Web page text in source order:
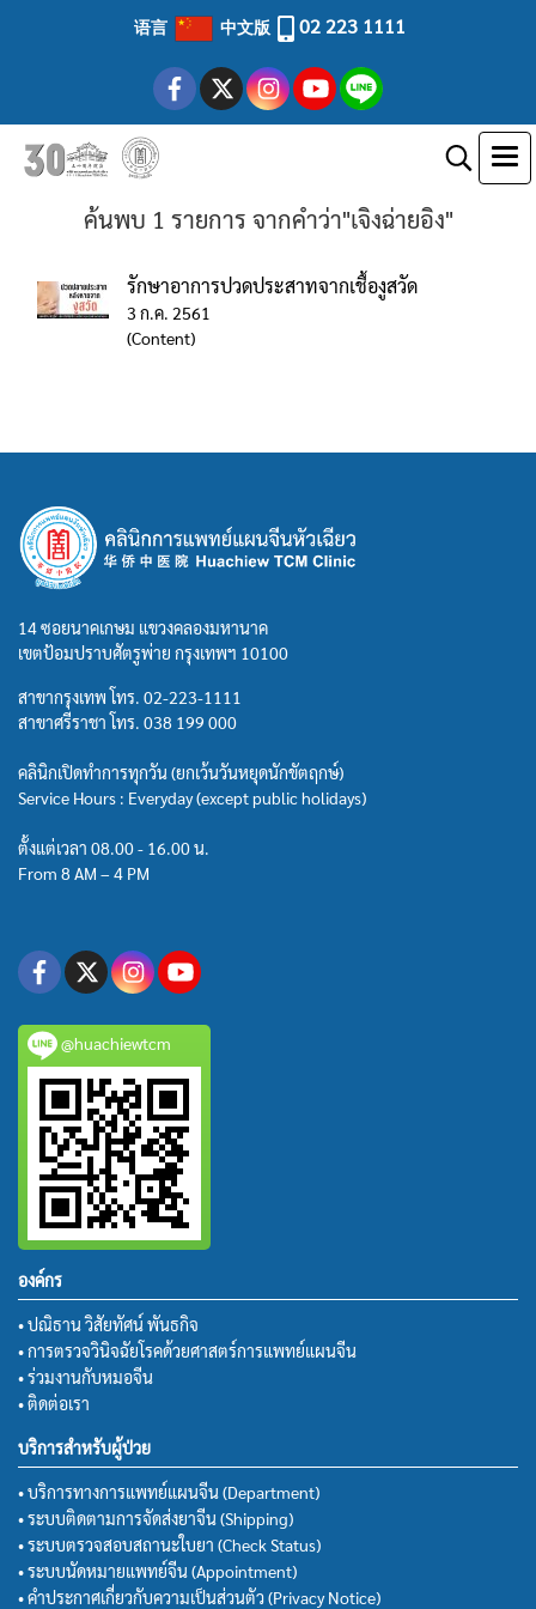
语言 中文版 02 223 1111
ค้นพบ 1 รายการ จากคำว่า"เจิงฉ่ายอิง"
รักษาอาการปวดประสาทจากเชื้องูสวัด
3 ก.ค. 2561
(Content)
14 ซอยนาคเกษม แขวงคลองมหานาค
เขตป้อมปราบศัตรูพ่าย กรุงเทพฯ 10100
สาขากรุงเทพ โทร. 02-223-1111
สาขาศรีราชา โทร. 038 199 000
คลินิกเปิดทำการทุกวัน (ยกเว้นวันหยุดนักขัตฤกษ์)
Service Hours : Everyday (except public holidays)
ตั้งแต่เวลา 08.00 - 16.00 น.
From 8 AM – 4 PM
@huachiewtcm
องค์กร
• ปณิธาน วิสัยทัศน์ พันธกิจ
• การตรวจวินิจฉัยโรคด้วยศาสตร์การแพทย์แผนจีน
• ร่วมงานกับหมอจีน
• ติดต่อเรา
บริการสำหรับผู้ป่วย
• บริการทางการแพทย์แผนจีน (Department)
• ระบบติดตามการจัดส่งยาจีน (Shipping)
• ระบบตรวจสอบสถานะใบยา (Check Status)
• ระบบนัดหมายแพทย์จีน (Appointment)
• คำประกาศเกี่ยวกับความเป็นส่วนตัว (Privacy Notice)